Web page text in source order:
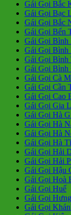
Gái Gọi Bắc
Gái Gọi Bạc
Gái Gọi Bắc
Gái Gọi Bến
Gái Gọi Bình
Gái Gọi Bình
Gái Gọi Bình
Gái Gọi Bình
Gái Gọi Cà
Gái Gọi Cần
Gái Gọi Cao
Gái Gọi Gia
Gái Gọi Hà
Gái Gọi Hà
Gái Gọi Hà
Gái Gọi Hà
Gái Gọi Hải
Gái Gọi Hải
Gái Gọi Hậu
Gái Gọi Hoà
Gái Gọi Huế
Gái Gọi
Gái Gọi